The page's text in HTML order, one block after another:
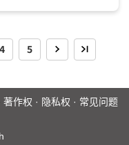
4 5
著作权 · 隐私权 · 常见问题